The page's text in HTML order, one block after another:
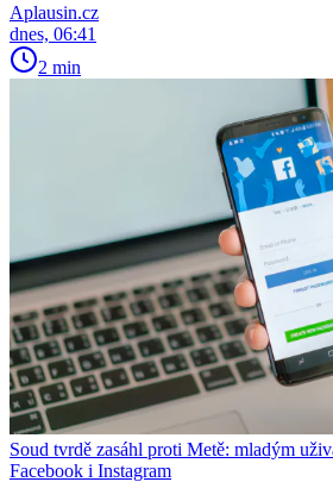
Aplausin.cz
dnes, 06:41
2 min
Soud tvrdě zasáhl proti Metě: mladým
Facebook i Instagram